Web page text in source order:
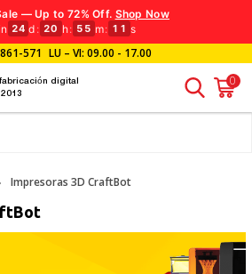
— Up to 72% Off. Shop Now
24 d : 20 h: 55 m: 09 s
571 LU – VI: 09.00 - 17.00
digital
0
Impresoras 3D CraftBot